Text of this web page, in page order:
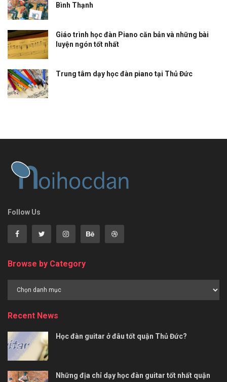
Bình Thạnh
Giáo trình học đàn Piano căn bản và những bài
luyện ngón tốt nhất
Trung tâm dạy học đàn piano tại Thủ Đức
Follow Us
Browse by Category
Recent News
Học đàn guitar ở đâu tốt quận Thủ Đức?
Những địa chỉ dạy học đàn guitar tốt nhất quận